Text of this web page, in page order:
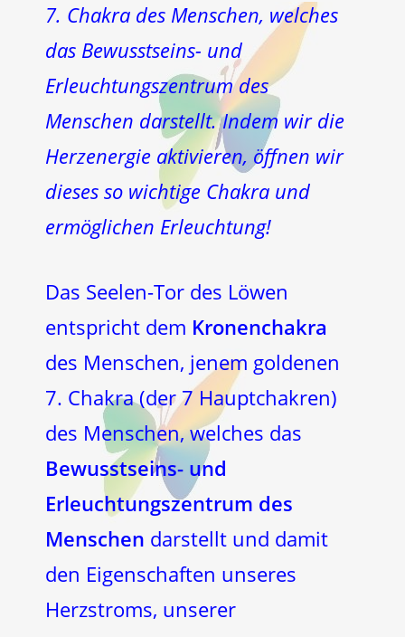
7. Chakra des Menschen, welches
das Bewusstseins- und
Erleuchtungszentrum des
Menschen darstellt. Indem wir die
Herzenergie aktivieren, öffnen wir
dieses so wichtige Chakra und
ermöglichen Erleuchtung!
Das Seelen-Tor des Löwen
entspricht dem Kronenchakra
des Menschen, jenem goldenen
7. Chakra (der 7 Hauptchakren)
des Menschen, welches das
Bewusstseins- und
Erleuchtungszentrum des
Menschen darstellt und damit
den Eigenschaften unseres
Herzstroms, unserer